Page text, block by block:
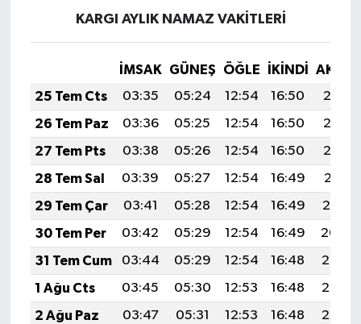
KARGI AYLIK NAMAZ VAKITLERI
İMSAK GÜNEŞ ÖĞLE İKINDI
25 Tem Cts
03:35 05:24 12:54 16:50
20:13
26 Tem Paz
03:36 05:25 12:54 16:50
20:13
27 Tem Pts
03:38 05:26 12:54 16:50
20:12
28 Tem Sal
03:39 05:27 12:54 16:49
20:11
29 Tem Çar
03:41 05:28 12:54 16:49
20:10
30 Tem Per
03:42 05:29 12:54 16:49
20:09
31 Tem Cum
03:44 05:29 12:54 16:48
20:08
1 Ağu Cts
03:45 05:30 12:53 16:48
20:07
2 Ağu Paz
03:47 05:31 12:53 16:48
20:05